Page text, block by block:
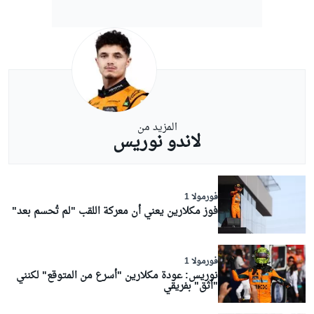
المزيد من
لاندو نوريس
فورمولا 1
فوز مكلارين يعني أن معركة اللقب "لم تُحسم بعد"
فورمولا 1
نوريس: عودة مكلارين "أسرع من المتوقع" لكنني
"أثق" بفريقي